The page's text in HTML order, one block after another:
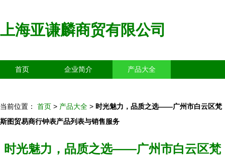
上海亚谦麟商贸有限公司
首页 企业简介 产品大全
当前位置： 首页 > 产品大全 > 时光魅力，品质之选——广州市白云区梵
斯图贸易商行钟表产品列表与销售服务
时光魅力，品质之选——广州市白云区梵